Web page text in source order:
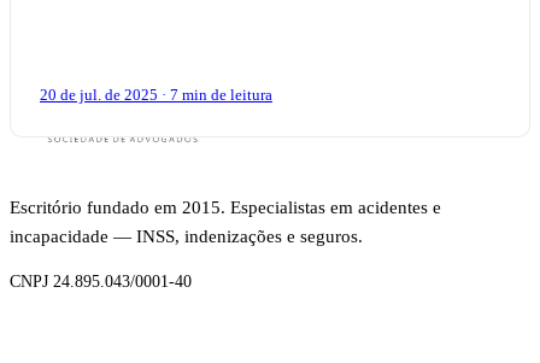
20 de jul. de 2025 · 7 min de leitura
Escritório fundado em 2015. Especialistas em acidentes e
incapacidade — INSS, indenizações e seguros.
CNPJ 24.895.043/0001-40